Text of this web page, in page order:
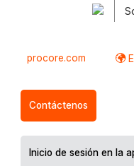
procore.com
Contáctenos
Inicio de sesión en la